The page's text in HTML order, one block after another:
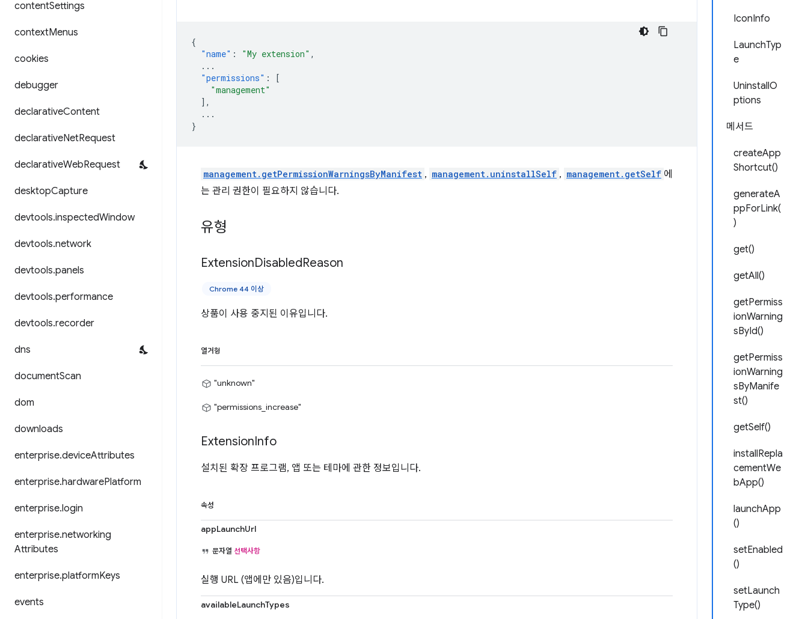
contentSettings
contextMenus
cookies
debugger
declarativeContent
declarativeNetRequest
declarativeWebRequest
desktopCapture
devtools.inspectedWindow
devtools.network
devtools.panels
devtools.performance
devtools.recorder
dns
documentScan
dom
downloads
enterprise.deviceAttributes
enterprise.hardwarePlatform
enterprise.login
enterprise.networking
Attributes
enterprise.platformKeys
events
IconInfo
LaunchTyp
e
UninstallO
ptions
메서드
createApp
Shortcut()
generateA
ppForLink(
)
get()
getAll()
getPermiss
ionWarning
sById()
getPermiss
ionWarning
sByManife
st()
getSelf()
installRepla
cementWe
bApp()
launchApp
()
setEnabled
()
setLaunch
Type()
{
"name" : "My extension" ,
...
"permissions" :
[
"management"
],
...
}
management.getPermissionWarningsByManifest , management.uninstallSelf , management.getSelf 에
는 관리 권한이 필요하지 않습니다.
유형
ExtensionDisabledReason
Chrome 44 이상
상품이 사용 중지된 이유입니다.
열거형
"unknown"
"permissions_increase"
ExtensionInfo
설치된 확장 프로그램, 앱 또는 테마에 관한 정보입니다.
속성
appLaunchUrl
문자열 선택사항
실행 URL (앱에만 있음)입니다.
availableLaunchTypes